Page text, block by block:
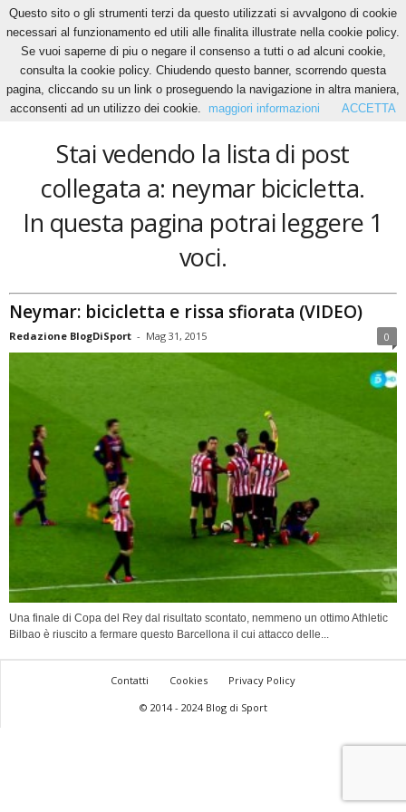
Home Tags Neymar bicicletta
neymar bicicletta
Stai vedendo la lista di post
collegata a: neymar bicicletta.
In questa pagina potrai leggere 1
voci.
Neymar: bicicletta e rissa sfiorata (VIDEO)
Redazione BlogDiSport - Mag 31, 2015 0
Una finale di Copa del Rey dal risultato scontato, nemmeno un ottimo Athletic
Bilbao è riuscito a fermare questo Barcellona il cui attacco delle...
Contatti Cookies
Privacy Policy
© 2014 - 2024 Blog di Sport
Questo sito o gli strumenti terzi da questo utilizzati si avvalgono di cookie
necessari al funzionamento ed utili alle finalita illustrate nella cookie policy.
Se vuoi saperne di piu o negare il consenso a tutti o ad alcuni cookie,
consulta la cookie policy. Chiudendo questo banner, scorrendo questa
pagina, cliccando su un link o proseguendo la navigazione in altra maniera,
acconsenti ad un utilizzo dei cookie.
maggiori informazioni ACCETTA